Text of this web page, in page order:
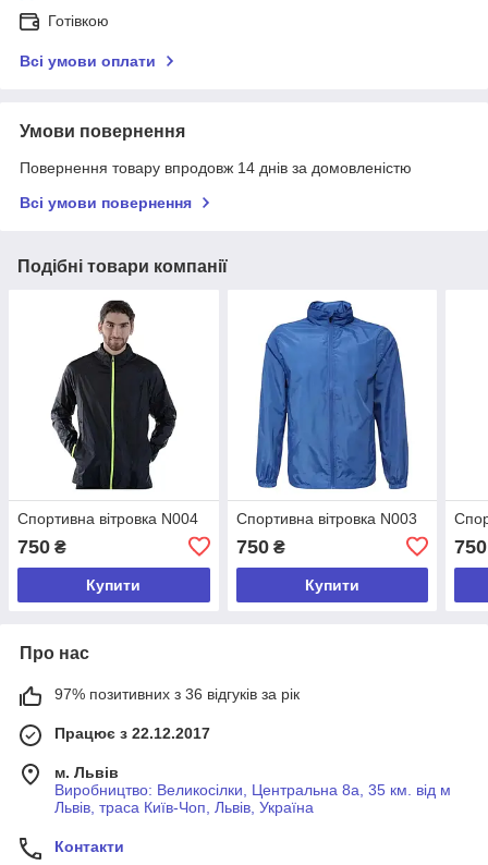
Готівкою
Всі умови оплати
Умови повернення
Повернення товару впродовж 14 днів за домовленістю
Всі умови повернення
Подібні товари компанії
Спортивна вітровка N004
750 ₴
Купити
Спортивна вітровка N003
750₴
Купити
750
Про нас
97% позитивних з 36 відгуків за рік
Працює з 22.12.2017
м. Львів
Виробництво: Великосілки, Центральна 8а, 35 км. від м
Львів, траса Київ-Чоп, Львів, Україна
Контакти